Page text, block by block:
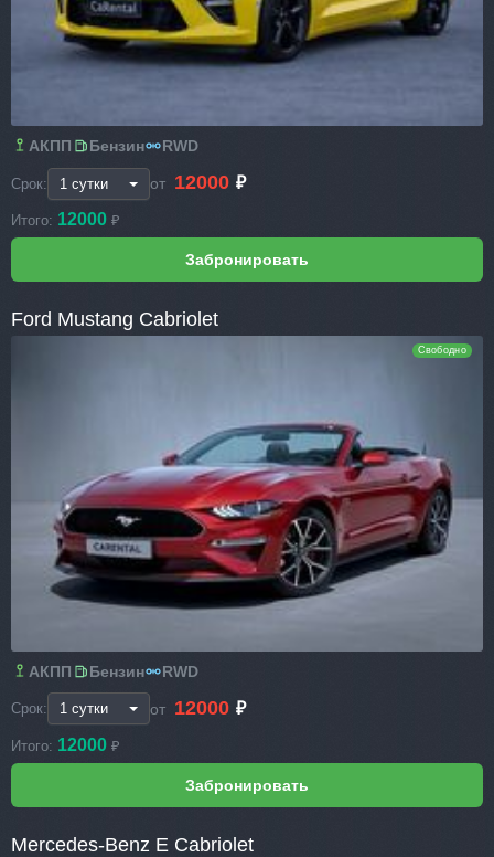
АКПП Бензин RWD
Срок: от 12000 ₽
Итого: 12000 ₽
Ford Mustang Cabriolet
Свободно
АКПП Бензин RWD
Срок: от 12000 ₽
Итого: 12000 ₽
Mercedes-Benz E Cabriolet